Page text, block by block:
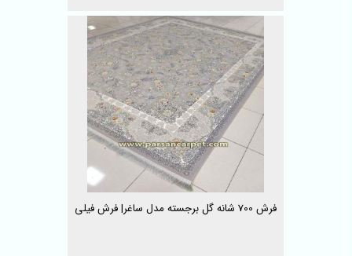
فرش 700 شانه گل برجسته مدل ساغر| فرش فیلی